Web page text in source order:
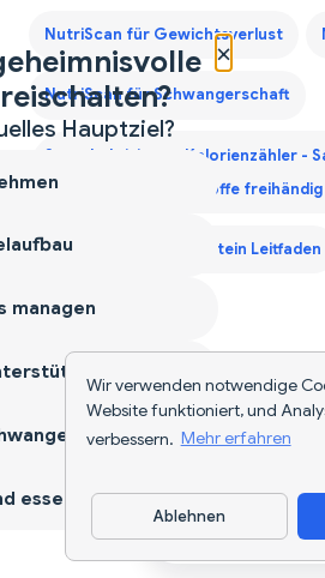
Wir verwenden notwendige
Website funktioniert, und
verbessern. Mehr erfahren
Ablehnen
NutriScan für Gewichtsverlust
NutriScan für Schwangerschaft
Sprachaktivierter Kalorienzähler -
an und tracke Nährstoffe
Zweites Trimester Protein Leitfaden
App
×
Hauptziel?
managen
essen